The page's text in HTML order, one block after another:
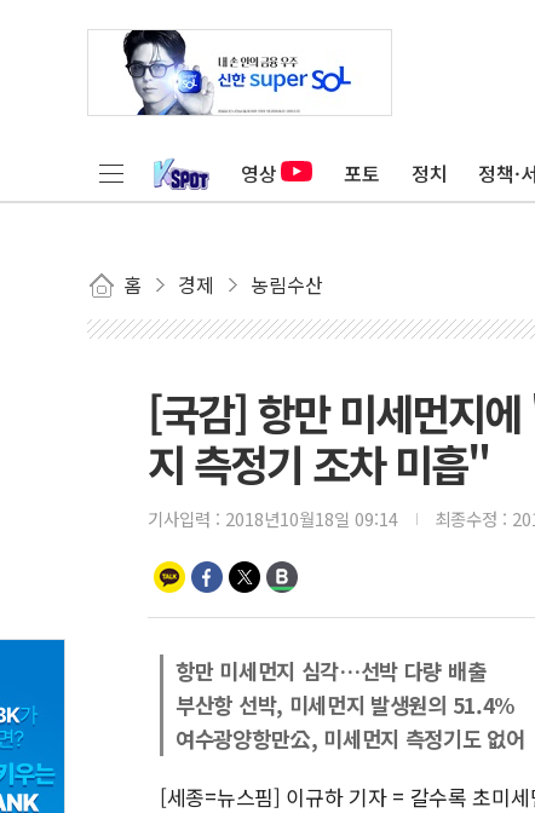
영상 포토 정치 정책·
홈 경제 농림수산
[국감] 항만 미세먼지
지 측정기 조차 미흡"
기사입력 : 2018년10월18일 09:14 최종수정 :
항만 미세먼지 심각…선박 다량 배출
부산항 선박, 미세먼지 발생원의 51.4%
여수광양항만公, 미세먼지 측정기도 없어
[세종=뉴스핌] 이규하 기자 = 갈수록 초미